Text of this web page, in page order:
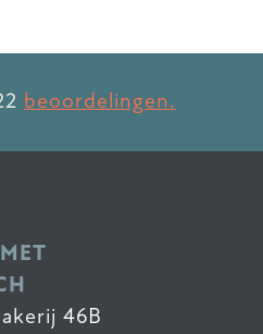
beoordelingen.
46B